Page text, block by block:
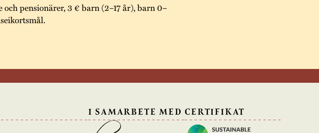
pensionärer, 3 € barn (2–17 år), barn 0–
I SAMARBETE MED CERTIFIKAT